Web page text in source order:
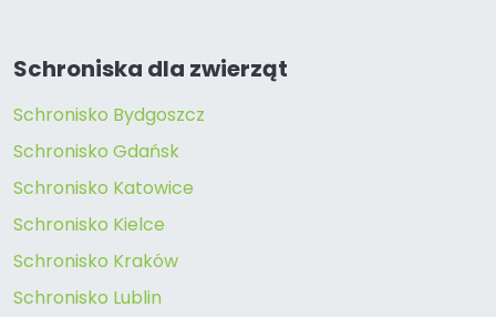
Schroniska dla zwierząt
Schronisko Bydgoszcz
Schronisko Gdańsk
Schronisko Katowice
Schronisko Kielce
Schronisko Kraków
Schronisko Lublin